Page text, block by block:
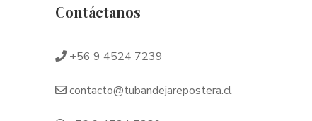
Contáctanos
+56 9 4524 7239
contacto@tubandejarepostera.cl